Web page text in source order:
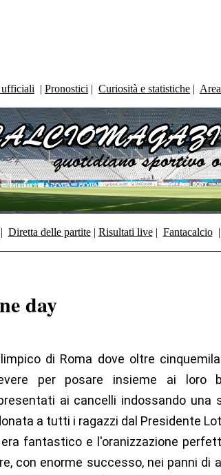
ufficiali | Pronostici | Curiosità e statistiche |
| Diretta delle partite| Risultati live| Fantacalcio|
day
di Roma dove oltre
per posare insieme ai loro
ai cancelli indossando una
a tutti i ragazzi dal Presidente
fantastico e l'oranizzazione
con enorme successo, nei panni di